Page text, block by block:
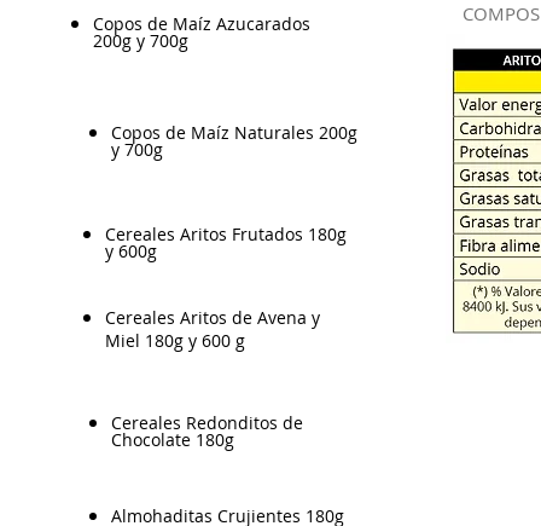
Almohaditas Crujientes 180g
​Cereales Redonditos de
Chocolate 180g
Cereales Aritos de Avena y
Miel 180g y 600 g
​Cereales Aritos Frutados 180g
y 600g
Copos de Maíz Azucarados
200g y 700g
Copos de Maíz Naturales 200g
y 700g